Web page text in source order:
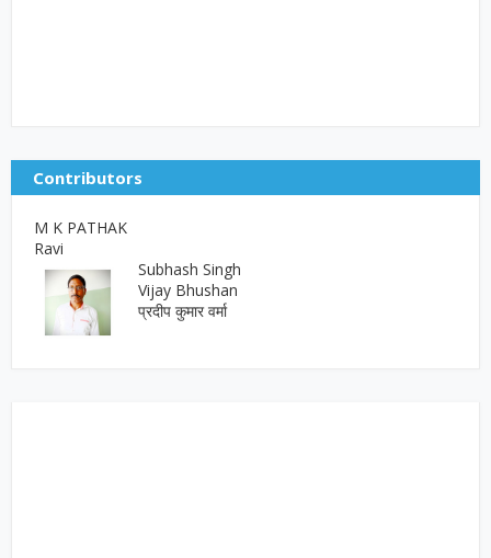
Contributors
M K PATHAK
Ravi
Subhash Singh
Vijay Bhushan
प्रदीप कुमार वर्मा